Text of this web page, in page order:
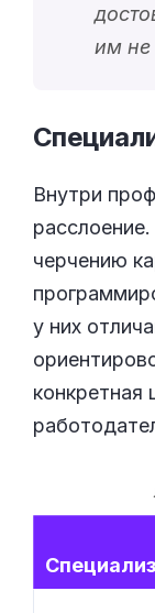
им не
Внутри
черчению
у них
конкретная